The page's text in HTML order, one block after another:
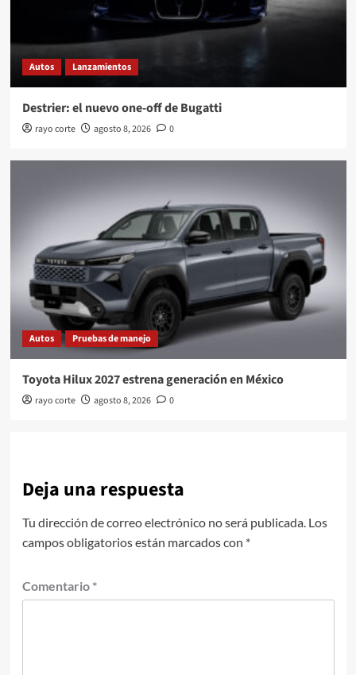
Autos Lanzamientos
Destrier: el nuevo one-off de Bugatti
rayo corte agosto 8, 2026 0
Autos Pruebas de manejo
Toyota Hilux 2027 estrena generación en México
rayo corte agosto 8, 2026 0
Deja una respuesta
Tu dirección de correo electrónico no será publicada. Los
campos obligatorios están marcados con *
Comentario *